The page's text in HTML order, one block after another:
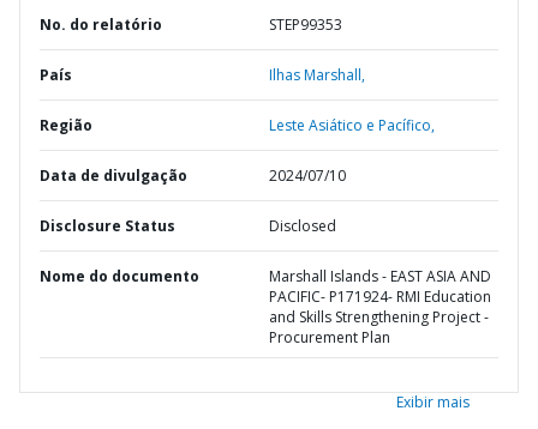
No. do relatório STEP99353
País Ilhas Marshall,
Região Leste Asiático e Pacífico,
Data de divulgação 2024/07/10
Disclosure Status Disclosed
Nome do documento
Marshall Islands - EAST ASIA AND
PACIFIC- P171924- RMI Education
and Skills Strengthening Project -
Procurement Plan
Exibir mais